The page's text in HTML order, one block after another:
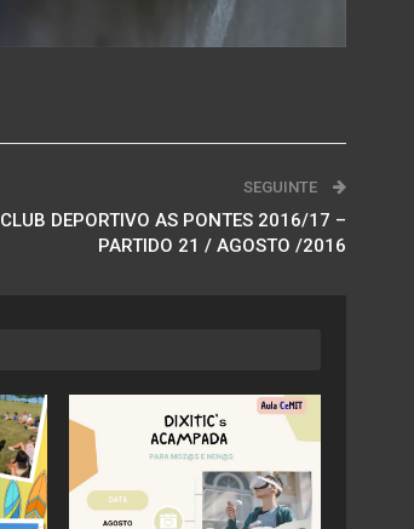
SEGUINTE
CLUB DEPORTIVO AS PONTES 2016/17 –
PARTIDO 21 / AGOSTO /2016